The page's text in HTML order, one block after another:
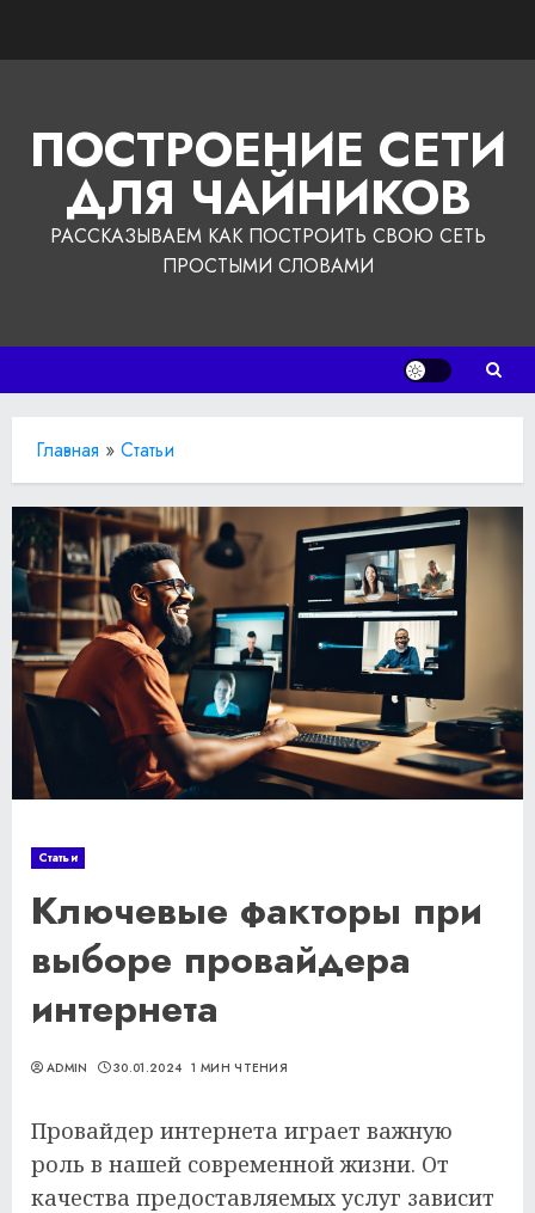
ПОСТРОЕНИЕ СЕТИ
ДЛЯ ЧАЙНИКОВ
РАССКАЗЫВАЕМ КАК ПОСТРОИТЬ СВОЮ СЕТЬ
ПРОСТЫМИ СЛОВАМИ
Главная » Статьи
Статьи
Ключевые факторы при
выборе провайдера
интернета
ADMIN 30.01.2024 1 МИН ЧТЕНИЯ
Провайдер интернета играет важную
роль в нашей современной жизни. От
качества предоставляемых услуг зависит